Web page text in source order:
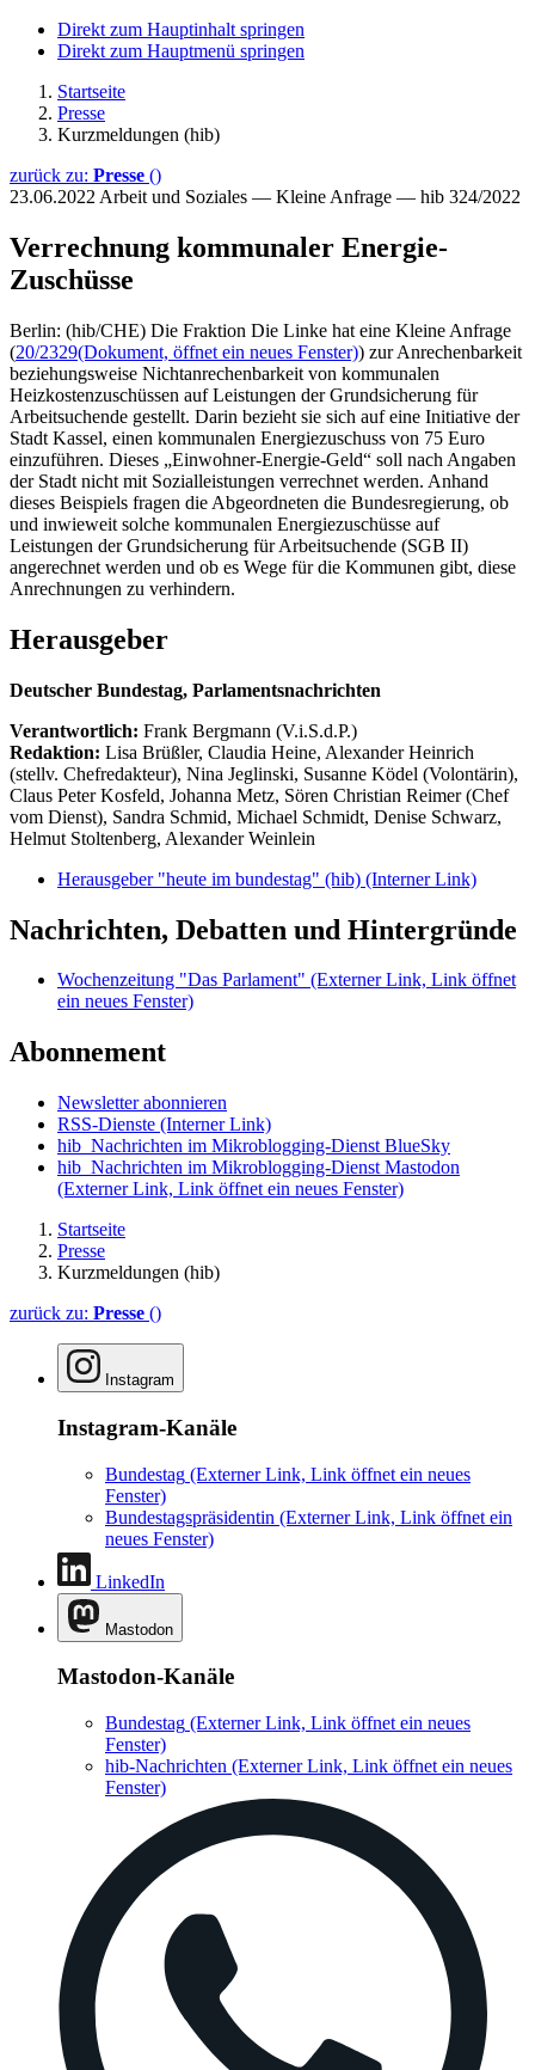
Direkt zum Hauptinhalt springen
Direkt zum Hauptmenü springen
Startseite
Presse
Kurzmeldungen (hib)
zurück zu: Presse ()
23.06.2022 Arbeit und Soziales — Kleine Anfrage — hib 324/2022
Verrechnung kommunaler Energie-
Zuschüsse
Berlin: (hib/CHE) Die Fraktion Die Linke hat eine Kleine Anfrage
(20/2329(Dokument, öffnet ein neues Fenster)) zur Anrechenbarkeit
beziehungsweise Nichtanrechenbarkeit von kommunalen
Heizkostenzuschüssen auf Leistungen der Grundsicherung für
Arbeitsuchende gestellt. Darin bezieht sie sich auf eine Initiative der
Stadt Kassel, einen kommunalen Energiezuschuss von 75 Euro
einzuführen. Dieses „Einwohner-Energie-Geld“ soll nach Angaben
der Stadt nicht mit Sozialleistungen verrechnet werden. Anhand
dieses Beispiels fragen die Abgeordneten die Bundesregierung, ob
und inwieweit solche kommunalen Energiezuschüsse auf
Leistungen der Grundsicherung für Arbeitsuchende (SGB II)
angerechnet werden und ob es Wege für die Kommunen gibt, diese
Anrechnungen zu verhindern.
Herausgeber
Deutscher Bundestag, Parlamentsnachrichten
Verantwortlich: Frank Bergmann (V.i.S.d.P.)
Redaktion: Lisa Brüßler, Claudia Heine, Alexander Heinrich
(stellv. Chefredakteur), Nina Jeglinski, Susanne Ködel (Volontärin),
Claus Peter Kosfeld, Johanna Metz, Sören Christian Reimer (Chef
vom Dienst), Sandra Schmid, Michael Schmidt, Denise Schwarz,
Helmut Stoltenberg, Alexander Weinlein
Herausgeber "heute im bundestag" (hib) (Interner Link)
Nachrichten, Debatten und Hintergründe
Wochenzeitung "Das Parlament" (Externer Link, Link öffnet
ein neues Fenster)
Abonnement
Newsletter abonnieren
RSS-Dienste (Interner Link)
hib_Nachrichten im Mikroblogging-Dienst BlueSky
hib_Nachrichten im Mikroblogging-Dienst Mastodon
(Externer Link, Link öffnet ein neues Fenster)
Startseite
Presse
Kurzmeldungen (hib)
zurück zu: Presse ()
Instagram
Instagram-Kanäle
Bundestag (Externer Link, Link öffnet ein neues
Fenster)
Bundestagspräsidentin (Externer Link, Link öffnet ein
neues Fenster)
LinkedIn
Mastodon
Mastodon-Kanäle
Bundestag (Externer Link, Link öffnet ein neues
Fenster)
hib-Nachrichten (Externer Link, Link öffnet ein neues
Fenster)